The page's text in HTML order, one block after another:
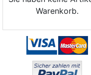
Warenkorb.